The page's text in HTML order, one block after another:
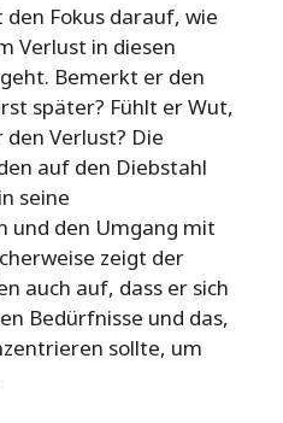
Fokus darauf, wie
Verlust in diesen
Bemerkt er den
später? Fühlt er Wut,
Verlust? Die
auf den Diebstahl
seine
und den Umgang mit
zeigt der
auch auf, dass er sich
Bedürfnisse und das,
sollte, um